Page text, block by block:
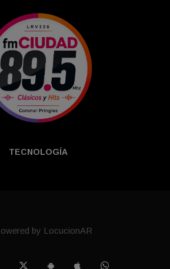
TECNOLOGÍ­A
by LocucionAR